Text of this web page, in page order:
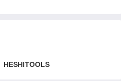
HESHITOOLS